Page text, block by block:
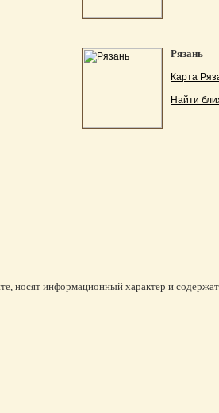
Рязань
Карта
Найти
носят информационный характер и